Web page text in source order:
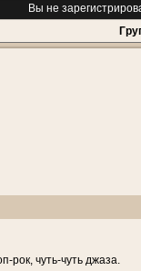
Вы не
рок, чуть-чуть джаза.